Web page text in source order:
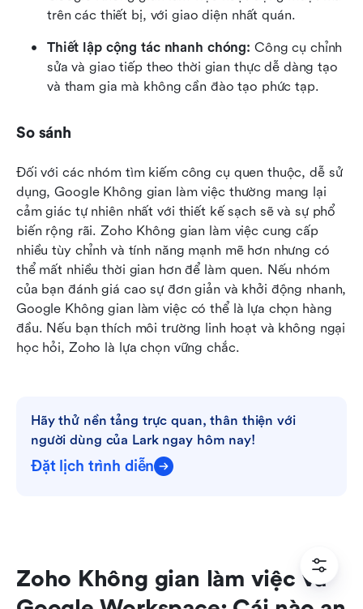
trên các thiết bị, với giao diện nhất quán.
Thiết lập cộng tác nhanh chóng: Công cụ chỉnh
sửa và giao tiếp theo thời gian thực dễ dàng tạo
và tham gia mà không cần đào tạo phức tạp.
So sánh
Đối với các nhóm tìm kiếm công cụ quen thuộc, dễ sử
dụng, Google Không gian làm việc thường mang lại
cảm giác tự nhiên nhất với thiết kế sạch sẽ và sự phổ
biến rộng rãi. Zoho Không gian làm việc cung cấp
nhiều tùy chỉnh và tính năng mạnh mẽ hơn nhưng có
thể mất nhiều thời gian hơn để làm quen. Nếu nhóm
của bạn đánh giá cao sự đơn giản và khởi động nhanh,
Google Không gian làm việc có thể là lựa chọn hàng
đầu. Nếu bạn thích môi trường linh hoạt và không ngại
học hỏi, Zoho là lựa chọn vững chắc.
Hãy thử nền tảng trực quan, thân thiện với
người dùng của Lark ngay hôm nay!
Đặt lịch trình diễn
Zoho Không gian làm việc và